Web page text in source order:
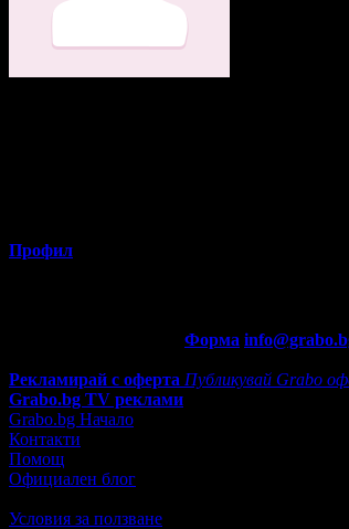
Профил
Форма
Рекламирай с оферта Публикувай Grabo
Grabo.bg TV реклами
Grabo.bg Начало
Контакти
Помощ
Официален блог
Условия за ползване